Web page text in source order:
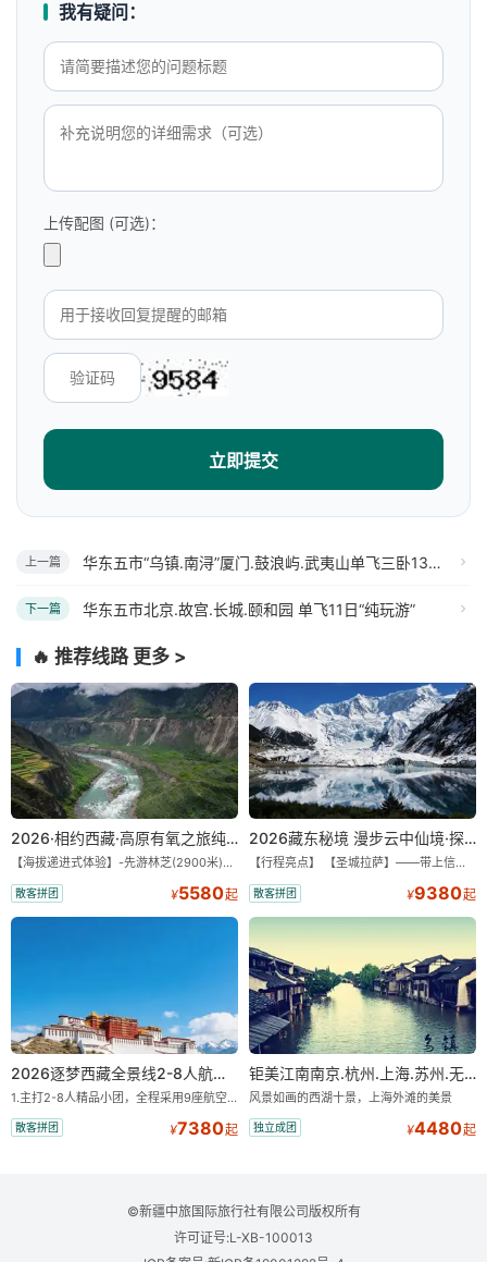
我有疑问：
上传配图 (可选)：
立即提交
上一篇 华东五市“乌镇.南浔”厦门.鼓浪屿.武夷山单飞三卧13日“纯玩游”
下一篇 华东五市北京.故宫.长城.颐和园 单飞11日“纯玩游”
🔥 推荐线路 更多 >
2026·相约西藏·高原有氧之旅纯玩9/11日游
【海拔递进式体验】-先游林芝(2900米)再访拉萨(3650米)，亲测 99%游客零高反 。 【贴心保障】-全程配备便携式制氧机，高反根本不是事儿 ！ 【无人机航拍】-雪山/圣湖/峡谷/古寺民俗深度串联，「随车航拍」大片呈现 。 【特色美食】-石锅鸡热腾腾的烟火气，当地特色烤羊宴，欢快的篝火歌舞 。 【沉浸式体验】-赠送藏装旅拍，夜游布达拉宫，让旅程成为有温度的记忆 。 【绝美风光】-醉美318穿越云端，林芝秘境藏地江南，羊卓雍措上帝打翻的调色盘 。
散客拼团 ¥5580起
2026藏东秘境 漫步云中仙境·探秘世外桃源·纯玩11/13日
【行程亮点】 【圣城拉萨】——带上信心与信仰去西藏，行吟拉萨，感受这座城与生俱来的与众不同！ 【布达拉宫】——集宫殿城堡寺院于一体的宏伟建筑，是西藏最完整的古代宫堡建筑群！ 【巴松措】——西藏首个自然风景类国家5A级旅游风景区 【鲁朗小镇】——藏语龙王谷，神仙居住的地方 【米堆冰川】——中国三大海洋冰川之一 【然乌湖】——静谧然乌，它的静和蓝远近闻名！ 【莲花秘境墨脱】——隐藏的莲花、云里雾里，雪山之下，被称为“中国最后一个世外桃源”。 【雅鲁藏布大峡谷】——世界最深最长的河流峡谷，地球上“最后的秘境”，“最美的伤痕”！ 【索松村】——索松村位于西藏林芝地区，是一个被誉为“藏地最美村庄”的地方！ 【南迦巴瓦峰】——南迦巴瓦峰用“长矛直刺苍穹”形容它，尤其它的日落金山，气吞山河 【特别赠送】——藏装写真、哈达礼遇、缓解高反 便携式氧气1瓶/人
散客拼团 ¥9380起
2026逐梦西藏全景线2-8人航空座椅小团
1.主打2-8人精品小团，全程采用9座航空座椅车型（360度环抱式座舱），提供VIP级别的舒适出行体验 。供氧保障： 2.全程入住舒适型含氧酒店（低海拔的索松村和林芝除外），并贴心赠送3L氧气和大衣，极大缓解游客的高原反应焦虑 。 3.不走回头路：路线经过精心策划，全程不走回头路，主打深度边境游，随走随停 。 深度纯玩：主打“深度纯玩·精华景点”，把时间全部留给心中的震撼与眼中的美景 。 最长国道：打卡中国最长国道219，畅游珠峰东坡 。
散客拼团 ¥7380起
钜美江南南京.杭州.上海.苏州.无锡+双水乡“乌镇.西塘”双飞8日游【一价全含零自费】
风景如画的西湖十景，上海外滩的美景
独立成团 ¥4480起
©新疆中旅国际旅行社有限公司版权所有
许可证号:L-XB-100013